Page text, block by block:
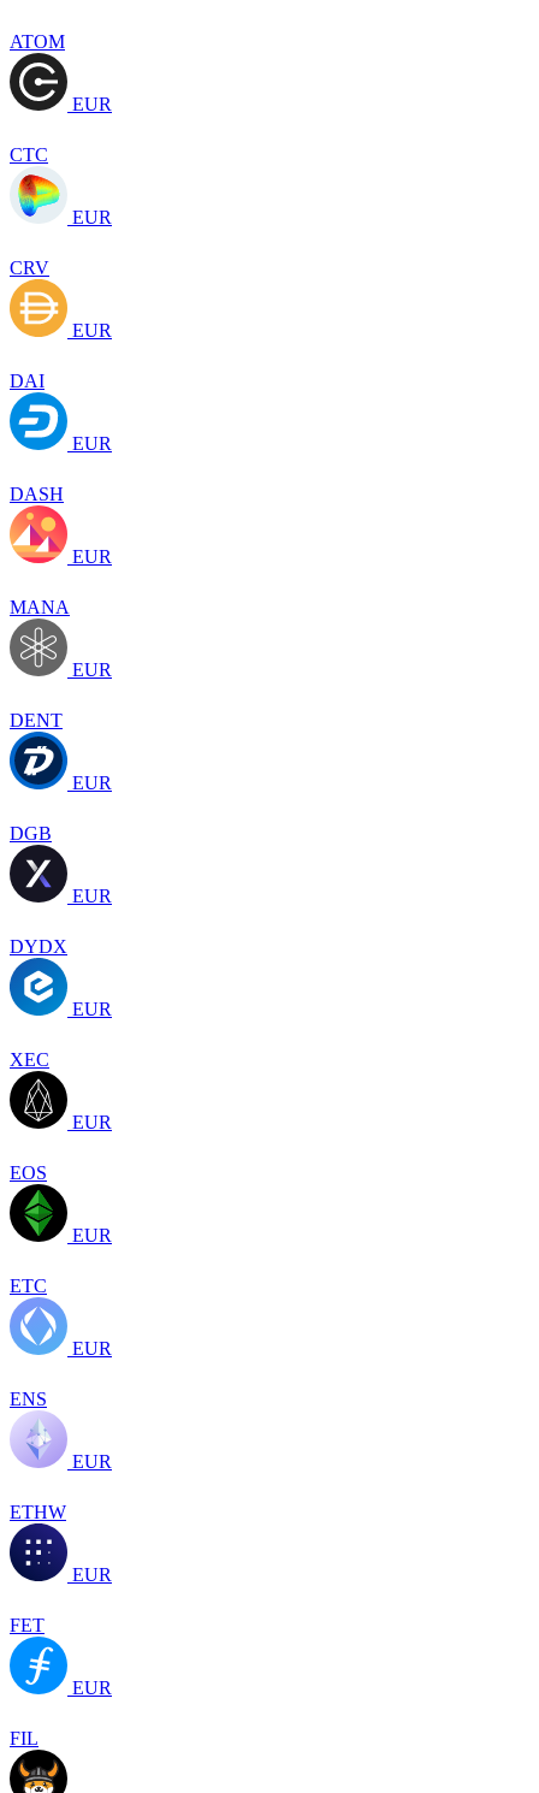
ATOM
EUR
CTC
EUR
CRV
EUR
DAI
EUR
DASH
EUR
MANA
EUR
DENT
EUR
DGB
EUR
DYDX
EUR
XEC
EUR
EOS
EUR
ETC
EUR
ENS
EUR
ETHW
EUR
FET
EUR
FIL